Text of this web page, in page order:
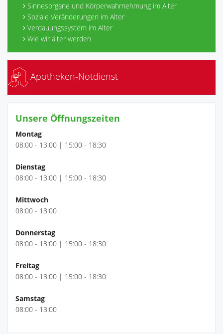
Sinnesorgane und Körperwahrnehmung im Alter
Soziale Veränderungen im Alter
Verdauungssystem im Alter
Wie wir älter werden
Apotheken-Notdienst
Unsere Öffnungszeiten
Montag
08:00 - 13:00 | 15:00 - 18:30
Dienstag
08:00 - 13:00 | 15:00 - 18:30
Mittwoch
08:00 - 13:00
Donnerstag
08:00 - 13:00 | 15:00 - 18:30
Freitag
08:00 - 13:00 | 15:00 - 18:30
Samstag
08:00 - 13:00